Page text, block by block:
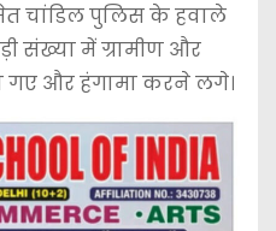
चांडिल पुलिस के हवाले
संख्या में ग्रामीण और
गए और हंगामा करने लगे।